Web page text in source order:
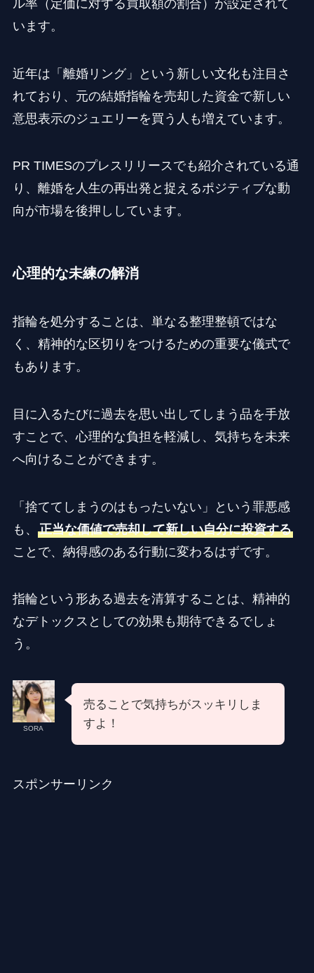
ル率（定価に対する買取額の割合）が設定されて
います。
近年は「離婚リング」という新しい文化も注目さ
れており、元の結婚指輪を売却した資金で新しい
意思表示のジュエリーを買う人も増えています。
PR TIMESのプレスリリースでも紹介されている通
り、離婚を人生の再出発と捉えるポジティブな動
向が市場を後押ししています。
心理的な未練の解消
指輪を処分することは、単なる整理整頓ではな
く、精神的な区切りをつけるための重要な儀式で
もあります。
目に入るたびに過去を思い出してしまう品を手放
すことで、心理的な負担を軽減し、気持ちを未来
へ向けることができます。
「捨ててしまうのはもったいない」という罪悪感
も、 正当な価値で売却して新しい自分に投資する
ことで、納得感のある行動に変わるはずです。
指輪という形ある過去を清算することは、精神的
なデトックスとしての効果も期待できるでしょ
う。
SORA
売ることで気持ちがスッキリしま
すよ！
スポンサーリンク